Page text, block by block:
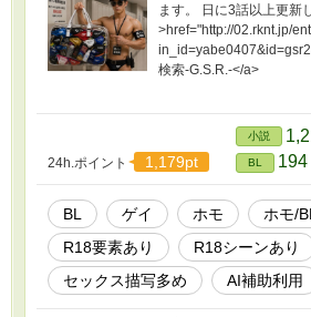
ます。 日に3話以上更新
>href="http://02.rknt.jp/
検索-G.S.R.-</a>
24h.ポイント 1,179pt
小説
BL 194
BL ゲイ ホモ
ホモ/
R18要素あり
R18シーンあり
セックス描写多め
AI補助利用